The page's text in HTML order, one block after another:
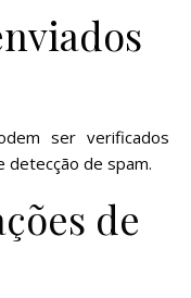
ser verificados
detecção de spam.
de